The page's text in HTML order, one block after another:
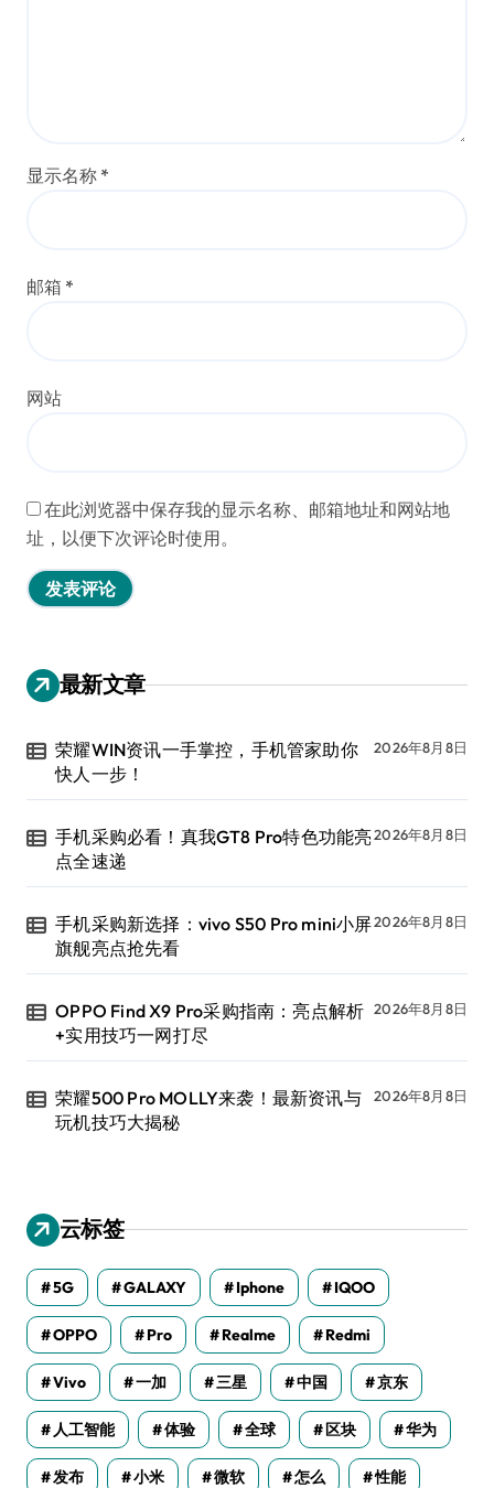
显示名称 *
邮箱 *
网站
在此浏览器中保存我的显示名称、邮箱地址和网站地
址，以便下次评论时使用。
最新文章
荣耀WIN资讯一手掌控，手机管家助你
快人一步！
2026年8月8日
手机采购必看！真我GT8 Pro特色功能亮
点全速递
2026年8月8日
手机采购新选择：vivo S50 Pro mini小屏
旗舰亮点抢先看
2026年8月8日
OPPO Find X9 Pro采购指南：亮点解析
+实用技巧一网打尽
2026年8月8日
荣耀500 Pro MOLLY来袭！最新资讯与
玩机技巧大揭秘
2026年8月8日
云标签
5G GALAXY Iphone IQOO
OPPO Pro Realme Redmi
Vivo 一加 三星 中国 京东
人工智能 体验 全球 区块 华为
发布 小米 微软 怎么 性能